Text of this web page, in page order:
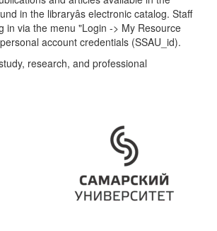
in the libraryâs electronic catalog. Staff
in via the menu "Login -> My Resource
account credentials (SSAU_id).
research, and professional